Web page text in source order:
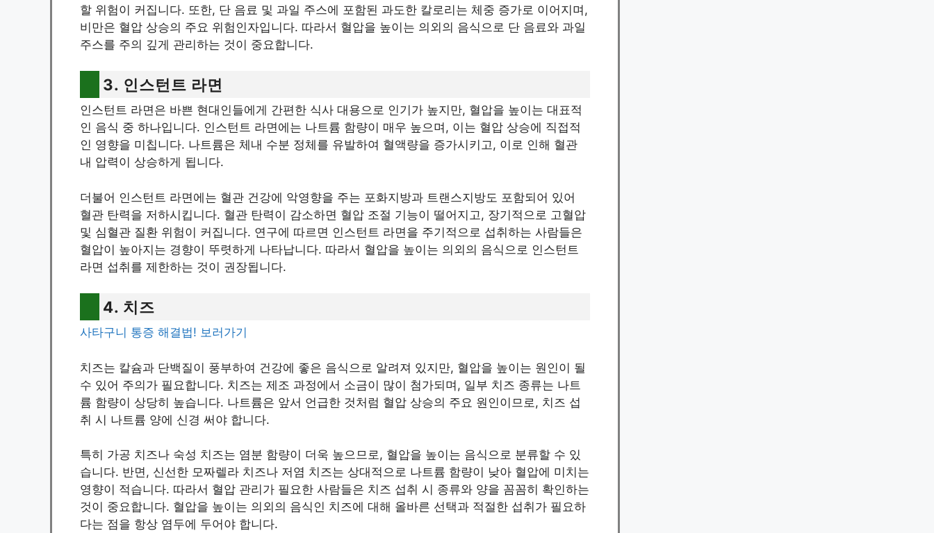
할 위험이 커집니다. 또한, 단 음료 및 과일 주스에 포함된 과도한 칼로리는 체중 증가로 이어지며,
비만은 혈압 상승의 주요 위험인자입니다. 따라서 혈압을 높이는 의외의 음식으로 단 음료와 과일
주스를 주의 깊게 관리하는 것이 중요합니다.
3. 인스턴트 라면
인스턴트 라면은 바쁜 현대인들에게 간편한 식사 대용으로 인기가 높지만, 혈압을 높이는 대표적
인 음식 중 하나입니다. 인스턴트 라면에는 나트륨 함량이 매우 높으며, 이는 혈압 상승에 직접적
인 영향을 미칩니다. 나트륨은 체내 수분 정체를 유발하여 혈액량을 증가시키고, 이로 인해 혈관
내 압력이 상승하게 됩니다.
더불어 인스턴트 라면에는 혈관 건강에 악영향을 주는 포화지방과 트랜스지방도 포함되어 있어
혈관 탄력을 저하시킵니다. 혈관 탄력이 감소하면 혈압 조절 기능이 떨어지고, 장기적으로 고혈압
및 심혈관 질환 위험이 커집니다. 연구에 따르면 인스턴트 라면을 주기적으로 섭취하는 사람들은
혈압이 높아지는 경향이 뚜렷하게 나타납니다. 따라서 혈압을 높이는 의외의 음식으로 인스턴트
라면 섭취를 제한하는 것이 권장됩니다.
4. 치즈
사타구니 통증 해결법! 보러가기
치즈는 칼슘과 단백질이 풍부하여 건강에 좋은 음식으로 알려져 있지만, 혈압을 높이는 원인이 될
수 있어 주의가 필요합니다. 치즈는 제조 과정에서 소금이 많이 첨가되며, 일부 치즈 종류는 나트
륨 함량이 상당히 높습니다. 나트륨은 앞서 언급한 것처럼 혈압 상승의 주요 원인이므로, 치즈 섭
취 시 나트륨 양에 신경 써야 합니다.
특히 가공 치즈나 숙성 치즈는 염분 함량이 더욱 높으므로, 혈압을 높이는 음식으로 분류할 수 있
습니다. 반면, 신선한 모짜렐라 치즈나 저염 치즈는 상대적으로 나트륨 함량이 낮아 혈압에 미치는
영향이 적습니다. 따라서 혈압 관리가 필요한 사람들은 치즈 섭취 시 종류와 양을 꼼꼼히 확인하는
것이 중요합니다. 혈압을 높이는 의외의 음식인 치즈에 대해 올바른 선택과 적절한 섭취가 필요하
다는 점을 항상 염두에 두어야 합니다.